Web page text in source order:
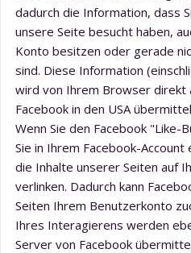
dadurch die Information, dass
unsere Seite besucht haben,
Konto besitzen oder gerade
sind. Diese Information
wird von Ihrem Browser direkt
Facebook in den USA
Wenn Sie den Facebook "Like-
Sie in Ihrem Facebook-
die Inhalte unserer Seiten auf
verlinken. Dadurch kann
Seiten Ihrem Benutzerkonto
Ihres Interagierens werden
Server von Facebook